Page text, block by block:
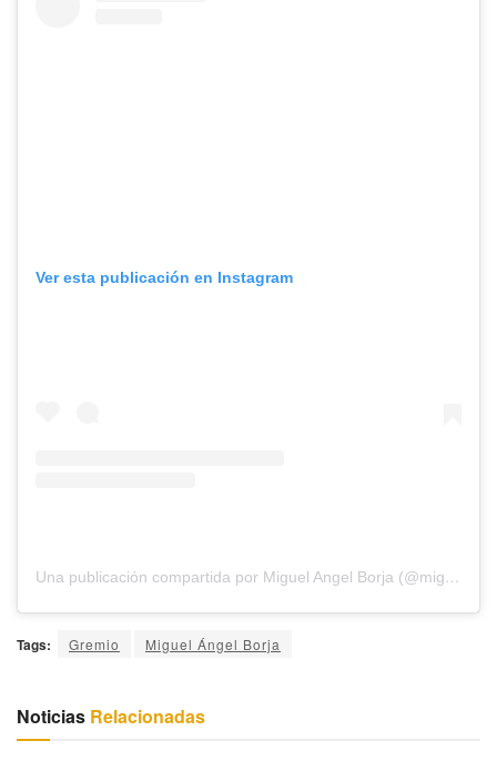
Ver esta publicación en Instagram
Una publicación compartida por Miguel Angel Borja (@miguelaborja23)
Tags: Gremio Miguel Ángel Borja
Noticias Relacionadas